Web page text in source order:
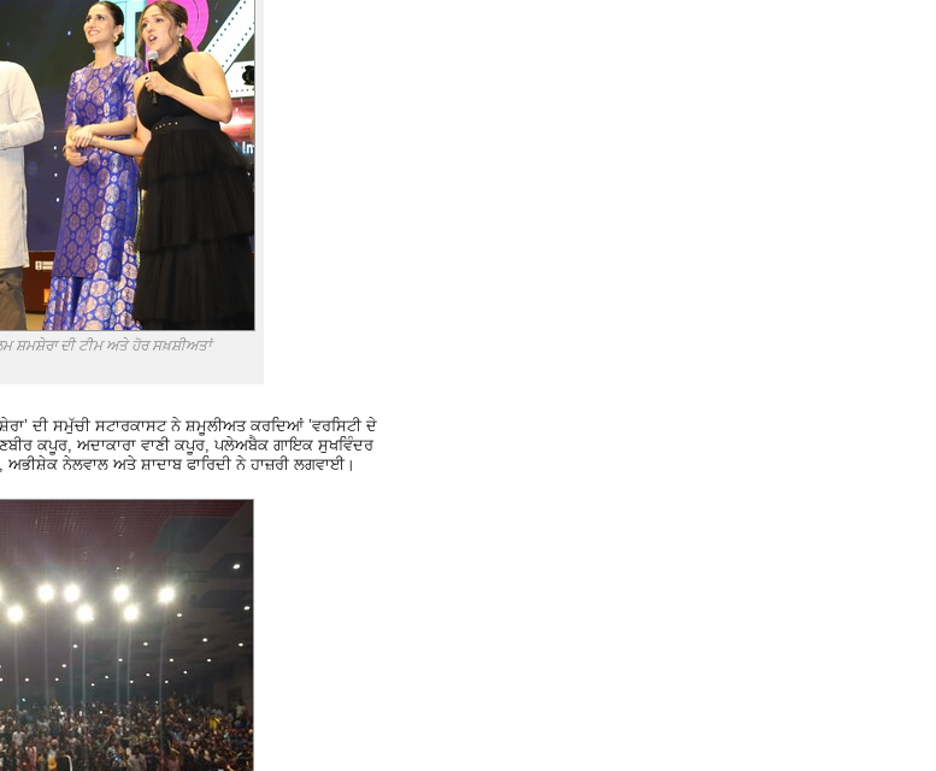
ਸ਼ਮਸ਼ੇਰਾ ਦੀ ਟੀਮ ਅਤੇ ਹੋਰ ਸਖ਼ਸ਼ੀਅਤਾਂ
ਦੀ ਸਮੁੱਚੀ ਸਟਾਰਕਾਸਟ ਨੇ ਸ਼ਮੂਲੀਅਤ ਕਰਦਿਆਂ ’ਵਰਸਿਟੀ ਦੇ
ਕਪੂਰ, ਅਦਾਕਾਰਾ ਵਾਣੀ ਕਪੂਰ, ਪਲੇਅਬੈਕ ਗਾਇਕ ਸੁਖਵਿੰਦਰ
ਨੇਲਵਾਲ ਅਤੇ ਸ਼ਾਦਾਬ ਫਾਰਿਦੀ ਨੇ ਹਾਜ਼ਰੀ ਲਗਵਾਈ।